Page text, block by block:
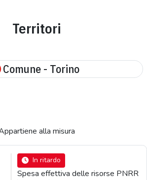
Territori
Comune - Torino
alla misura
In ritardo
Spesa effettiva delle risorse PNRR